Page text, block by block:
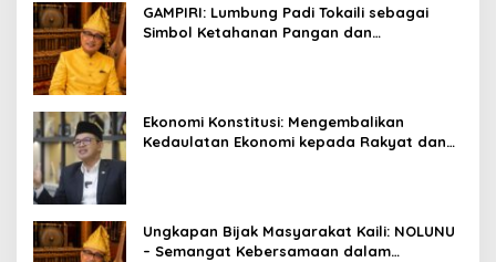
GAMPIRI: Lumbung Padi Tokaili sebagai
Simbol Ketahanan Pangan dan
Ekonomi Konstitusi: Mengembalikan
Kedaulatan Ekonomi kepada Rakyat dan
Ungkapan Bijak Masyarakat Kaili: NOLUNU
– Semangat Kebersamaan dalam